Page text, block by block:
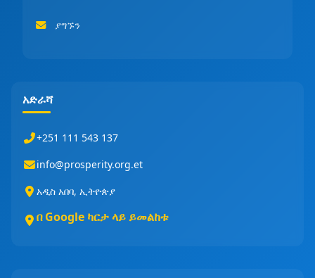
ያግኙን
አድራሻ
+251 111 543 137
info@prosperity.org.et
አዲስ አበባ, ኢትዮጵያ
በ Google ካርታ ላይ ይመልከቱ